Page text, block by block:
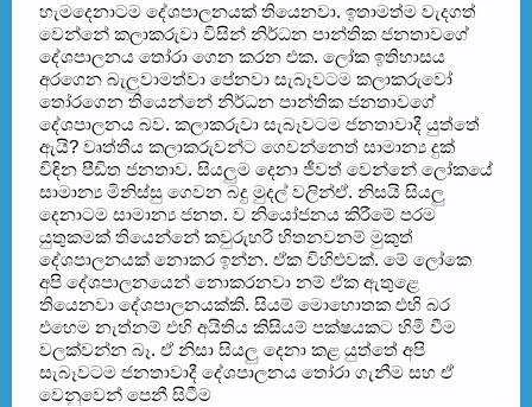
හැමදෙනාටම දේශපාලනයක් තියෙනවා. ඉතාමත්ම වැදගත්
වෙන්නේ කලාකරුවා විසින් නිර්ධන පාන්තික ජනතාවගේ
දේශපාලනය තෝරා ගෙන කරන එක. ලෝක ඉතිහාසය
අරගෙන බැලුවාමත්වා පේනවා සැබෑවටම කලාකරුවෝ
තෝරගෙන තියෙන්නේ නිර්ධන පාන්තික ජනතාවගේ
දේශපාලනය බව. කලාකරුවා සැබෑවටම ජනතාවාදී යුත්තේ
ඇයි? වෘත්තීය කලාකරුවන්ට ගෙවන්නෙත් සාමාන්‍ය දුක්
විඳින පීඩිත ජනතාව. සියලුම දෙනා ජීවත් වෙන්නේ ලෝකයේ
සාමාන්‍ය මිනිස්සු ගෙවන බදු මුදල් වලින්ඒ. නිසයි සියලු
දෙනාටම සාමාන්‍ය ජනත. ව නියෝජනය කිරීමේ පරම
යුතුකමක් තියෙන්නේ කවුරුහරි හිතනවනම් මුකුත්
දේශපාලනයක් නොකර ඉන්න. ඒක විහිළුවක්. මේ ලෝකෙ
අපි දේශපාලනයෙන් නොකරනවා නම් ඒක ඇතුළෙ
තියෙනවා දේශපාලනයක්කි. සියම් මොහොතක එහි බර
එහෙම නැත්නම් එහි අයිතිය කිසියම් පක්ෂයකට හිමි වීම
වලක්වන්න බෑ. ඒ නිසා සියලු දෙනා කළ යුත්තේ අපි
සැබෑවටම ජනතාවාදී දේශපාලනය තෝරා ගැනීම සහ ඒ
වෙනුවෙන් පෙනී සිටීම